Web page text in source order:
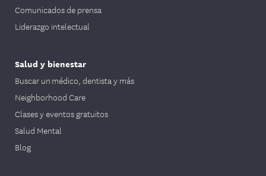
Comunicados de prensa
Liderazgo intelectual
Salud y bienestar
Buscar un médico, dentista y más
Neighborhood Care
Clases y eventos gratuitos
Salud Mental
Blog